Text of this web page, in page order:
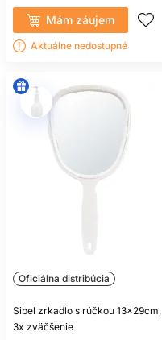
Mám záujem
Aktuálne nedostupné
Oficiálna distribúcia
Sibel zrkadlo s rúčkou 13x29cm,
3x zväčšenie